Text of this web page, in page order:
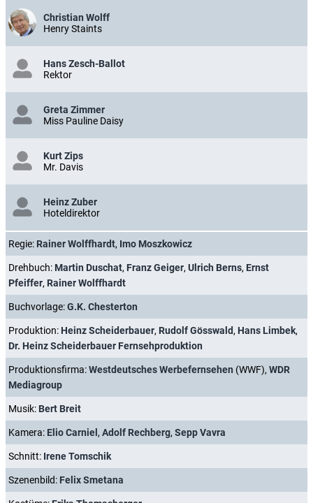
Christian Wolff
Henry Staints
Hans Zesch-Ballot
Rektor
Greta Zimmer
Miss Pauline Daisy
Kurt Zips
Mr. Davis
Heinz Zuber
Hoteldirektor
Regie: Rainer Wolffhardt, Imo Moszkowicz
Drehbuch: Martin Duschat, Franz Geiger, Ulrich Berns, Ernst
Pfeiffer, Rainer Wolffhardt
Buchvorlage:G.K. Chesterton
Produktion: Heinz Scheiderbauer, Rudolf Gösswald, Hans Limbek,
Dr. Heinz Scheiderbauer Fernsehproduktion
Produktionsfirma:Westdeutsches Werbefernsehen (WWF), WDR
Mediagroup
Musik: Bert Breit
Kamera: Elio Carniel, Adolf Rechberg, Sepp Vavra
Schnitt: Irene Tomschik
Szenenbild: Felix Smetana